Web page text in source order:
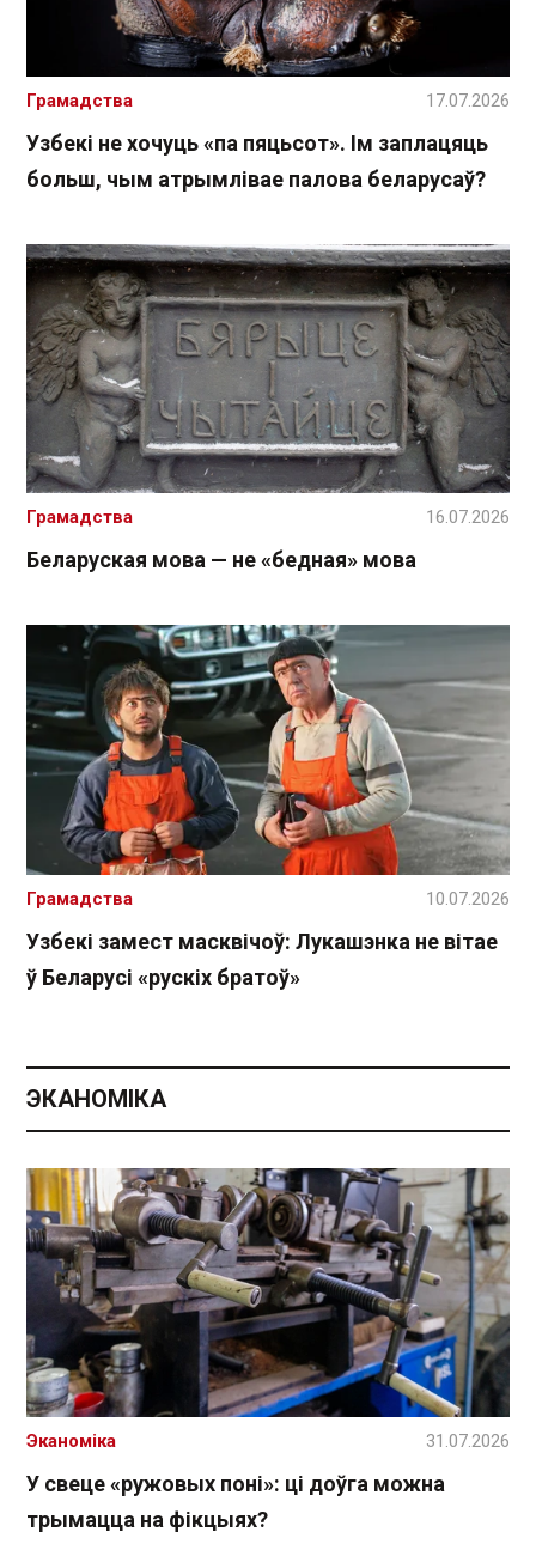
Узбекі не хочуць «па пяцьсот». Ім заплацяць
больш, чым атрымлівае палова беларусаў?
Грамадства 17.07.2026
Беларуская мова — не «бедная» мова
Грамадства 16.07.2026
Узбекі замест масквічоў: Лукашэнка не вітае
ў Беларусі «рускіх братоў»
Грамадства 10.07.2026
ЭКАНОМІКА
У свеце «ружовых поні»: ці доўга можна
трымацца на фікцыях?
Эканоміка 31.07.2026